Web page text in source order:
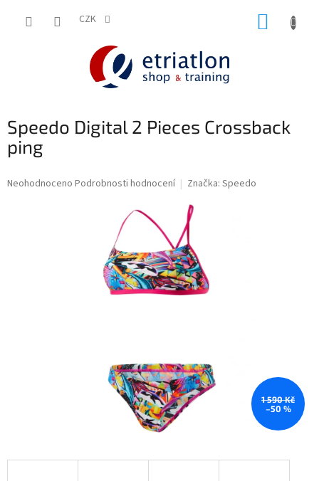
CZK
Speedo Digital 2 Pieces Crossback
ping
Průměrné
Neohodnoceno Podrobnosti hodnocení Značka: Speedo
1 590 Kč
–50 %
shop.etriatlon.cz - Chat